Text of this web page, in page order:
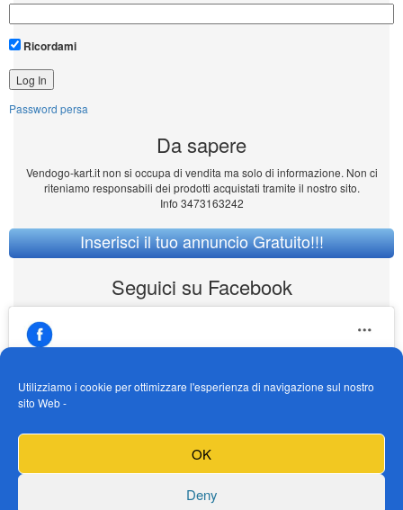
Utilizziamo i cookie per ottimizzare l'esperienza di navigazione sul nostro
sito Web -
OK
Deny
Ricordami
Password persa
Da sapere
Vendogo-kart.it non si occupa di vendita ma solo di informazione. Non ci
riteniamo responsabili dei prodotti acquistati tramite il nostro sito.
Info 3473163242
Inserisci il tuo annuncio Gratuito!!!
Seguici su Facebook
https://www.facebook.com/Vendogokartit/
Fai clic per accettare i cookie marketing e
abilitare questo contenuto